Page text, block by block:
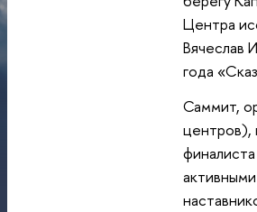
Центра
Вячеслав
года
Саммит,
центров),